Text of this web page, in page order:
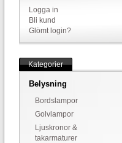
Logga in
Bli kund
Glömt login?
Kategorier
Belysning
Bordslampor
Golvlampor
Ljuskronor &
takarmaturer